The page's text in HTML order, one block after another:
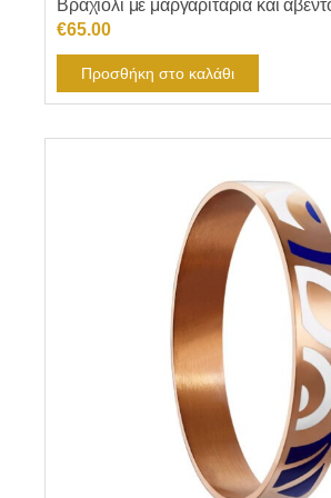
Βραχιόλι με μαργαριτάρια και
€65.00
Προσθήκη στο καλάθι